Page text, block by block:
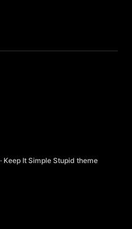
· Keep It Simple Stupid theme